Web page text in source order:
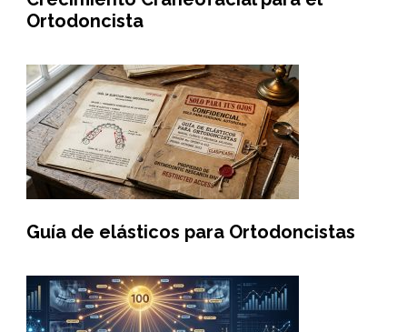
Ortodoncista
Guía de elásticos para Ortodoncistas